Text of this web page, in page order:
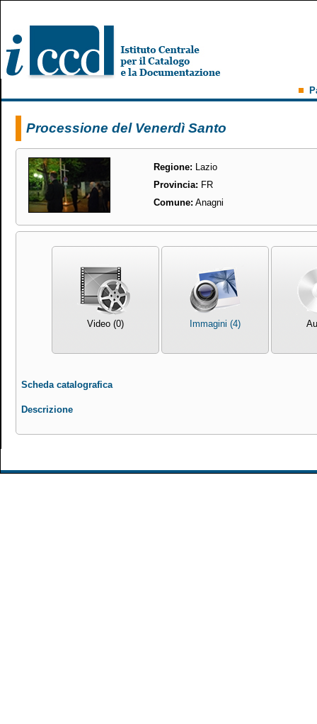
Processione del Venerdì Santo
Regione: Lazio
Provincia: FR
Comune: Anagni
Video (0) Immagini (4)
Scheda catalografica
Descrizione